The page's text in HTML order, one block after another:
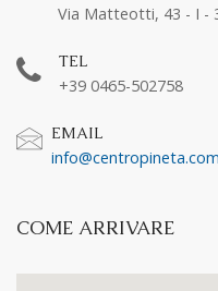
Via Matteotti, 43 - I -
TEL
+39 0465-502758
EMAIL
info@centropineta.com
COME ARRIVARE